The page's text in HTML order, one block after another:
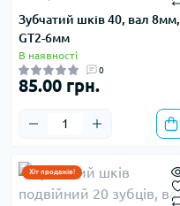
Зубчатий шків 40, вал 8мм,
GT2-6мм
В наявності
0
85.00 грн.
Хіт продажів!